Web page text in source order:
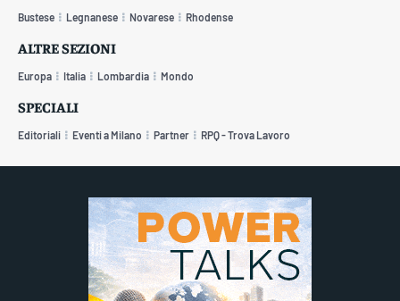
Bustese Legnanese Novarese Rhodense
ALTRE SEZIONI
Europa Italia Lombardia Mondo
SPECIALI
Editoriali Eventi a Milano Partner RPQ - Trova Lavoro